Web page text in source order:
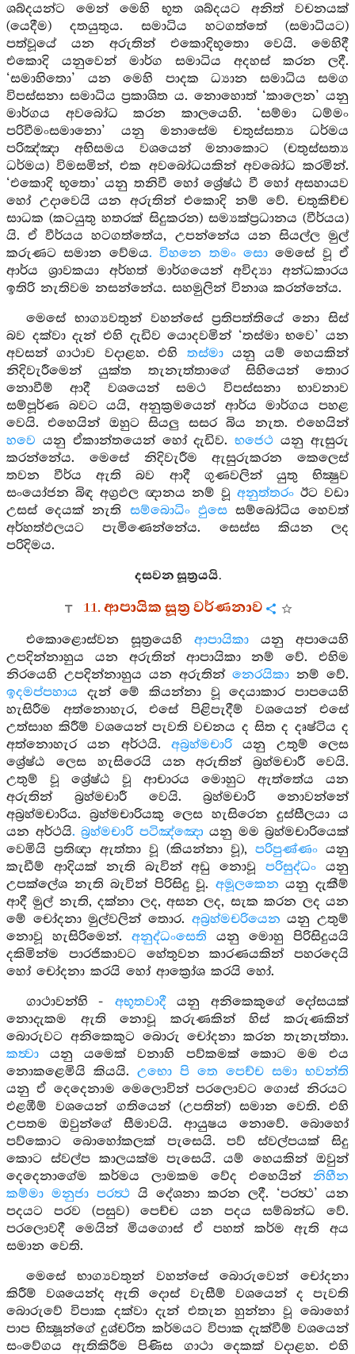
ශබ්දයන්ට මෙන් මෙහි භූත ශබ්දයට අනිත් වචනයක්
(යෙදීම) දතයුතුය. සමාධිය හටගත්තේ (සමාධියට)
පත්වූයේ යන අරුතින් එකොදිභූතො වෙයි. මෙහිදී
එකොදි යනුවෙන් මාර්ග සමාධිය අදහස් කරන ලදී.
‘සමාහිතො’ යන මෙහි පාදක ධ්‍යාන සමාධිය සමග
විපස්සනා සමාධිය ප්‍රකාශිත ය. නොහොත් ‘කාලෙන’ යනු
මාර්ගය අවබෝධ කරන කාලයෙහි. ‘සම්මා ධම්මං
පරිවීමංසමානො’ යනු මනාසේම චතුස්සත්‍ය ධර්මය
පරිඤ්ඤා අභිසමය වශයෙන් මනාකොට (චතුස්සත්‍ය
ධර්මය) විමසමින්, එක අවබෝධයකින් අවබෝධ කරමින්.
‘එකොදි භූතො’ යනු තනිවී හෝ ශ්‍රේෂ්ඨ වී හෝ අසහායව
හෝ උදාවෙයි යන අරුතින් එකොදි නම් වේ. චතුකිච්ච
සාධක (කටයුතු හතරක් සිදුකරන) සම්‍යක්ප්‍රධානය (වීර්යය)
යි. ඒ වීර්යය හටගත්තේය, උපන්නේය යන සියල්ල මුල්
කරුණට සමාන වේමය. විහනෙ තමං සොමෙසේ වූ ඒ
ආර්ය ශ්‍රාවකයා අර්හත් මාර්ගයෙන් අවිද්‍යා අන්ධකාරය
ඉතිරි නැතිවම නසන්නේය. සහමුලින් විනාශ කරන්නේය.
මෙසේ භාග්‍යවතුන් වහන්සේ ප්‍රතිපත්තියේ නො සිස්
බව දක්වා දැන් එහි දැඩිව යොදවමින් ‘තස්මා භවෙ’ යන
අවසන් ගාථාව වදාළහ. එහි තස්මායනු යම් හෙයකින්
නිදිවැරීමෙන් යුක්ත තැනැත්තාගේ සිහියෙන් තොර
නොවීම් ආදී වශයෙන් සමථ විපස්සනා භාවනාව
සම්පූර්ණ බවට යයි, අනුක්‍රමයෙන් ආර්ය මාර්ගය පහළ
වෙයි. එහෙයින් ඔහුට සියලු සසර බිය නැත. එහෙයින්
හවෙ යනු ඒකාන්තයෙන් හෝ දැඩිව.භජෙථ යනු ඇසුරු
කරන්නේය. මෙසේ නිදිවැරීම ඇසුරුකරන කෙලෙස්
තවන වීර්ය ඇති බව ආදී ගුණවලින් යුතු භික්‍ෂුව
සංයෝජන බිඳ අග්‍රඵල ඥානය නම් වූ අනුත්තරං ඊට වඩා
උසස් දෙයක් නැති සම්බොධිං ඵුසෙසම්බෝධිය හෙවත්
අර්හත්ඵලයට පැමිණෙන්නේය. සෙස්ස කියන ලද
පරිදිමය.
දසවන සූත්‍රයයි.
11. ආපායික සූත්‍ර වර්ණනාව
එකොළොස්වන සූත්‍රයෙහි ආපායිකායනු අපායෙහි
උපදින්නාහුය යන අරුතින් ආපායිකා නම් වේ. එහිම
නිරයෙහි උපදින්නාහුය යන අරුතින් නෙරයිකා නම් වේ.
ඉදමප්පහාය දැන් මේ කියන්නා වූ දෙයාකාර පාපයෙහි
හැසිරීම අත්නොහැර, එසේ පිළිපැදීම් වශයෙන් එසේ
උත්සාහ කිරීම් වශයෙන් පැවති වචනය ද සිත ද දෘෂ්ටිය ද
අත්නොහැර යන අර්ථයි. අබ්‍රහ්මචාරියනු උතුම් ලෙස
ශ්‍රේෂ්ඨ ලෙස හැසිරෙයි යන අරුතින් බ්‍රහ්මචාරී වෙයි.
උතුම් වූ ශ්‍රේෂ්ඨ වූ ආචාරය මොහුට ඇත්තේය යන
අරුතින් බ්‍රහ්මචාරී වෙයි. බ්‍රහ්මචාරි නොවන්නේ
අබ්‍රහ්මචාරිය. බ්‍රහ්මචාරියකු ලෙස හැසිරෙන දුස්සීලයා ය
යන අර්ථයි. බ්‍රහ්මචාරි පටිඤ්ඤො යනු මම බ්‍රහ්මචාරියෙක්
වෙමියි ප්‍රතිඥා ඇත්තා වූ (කියන්නා වූ), පරිපුණ්ණං යනු
කැඩීම් ආදියක් නැති බැවින් අඩු නොවූපරිසුද්ධංයනු
උපක්ලේශ නැති බැවින් පිරිසිදු වූ. අමූලකෙන යනු දැකීම්
ආදී මුල් නැති, දක්නා ලද, අසන ලද, සැක කරන ලද යන
මේ චෝදනා මුල්වලින් තොර. අබ්‍රහ්මචරියෙන යනු උතුම්
නොවූ හැසිරිමෙන්. අනුද්ධංසෙති යනු මොහු පිරිසිදුයයි
දකිමින්ම පාරජිකාවට හේතුවන කාරණයකින් පහරදෙයි
හෝ චෝදනා කරයි හෝ ආක්‍රෝශ කරයි හෝ.
ගාථාවන්හි - අභූතවාදීයනු අනිකෙකුගේ දෝසයක්
නොදැකම ඇති නොවූ කරුණකින් හිස් කරුණකින්
බොරුවට අනිකෙකුට බොරු චෝදනා කරන තැනැත්තා.
කත්‍වා යනු යමෙක් වනාහි පව්කමක් කොට මම එය
නොකළෙමියි කියයි. උභො පි තෙ පෙච්ච සමා භවන්ති
යනු ඒ දෙදෙනාම මෙලොවින් පරලොවට ගොස් නිරයට
එළඹීම් වශයෙන් ගතියෙන් (උපතින්) සමාන වෙති. එහි
උපතම ඔවුන්ගේ සීමාවයි. ආයුෂය නොවේ. බොහෝ
පව්කොට බොහෝකලක් පැසෙයි. පව් ස්වල්පයක් සිදු
කොට ස්වල්ප කාලයක්ම පැසෙයි. යම් හෙයකින් ඔවුන්
දෙදෙනාගේම කර්මය ලාමකම වේද එහෙයින් නිහීන
කම්මා මනුජා පරත්‍ථ යි දේශනා කරන ලදී. ‘පරත්‍ථ’ යන
පදයට පරව (පසුව) පෙච්ච යන පදය සම්බන්ධ වේ.
පරලොවදී මෙයින් මියගොස් ඒ පහත් කර්ම ඇති අය
සමාන වෙති.
මෙසේ භාග්‍යවතුන් වහන්සේ බොරුවෙන් චෝදනා
කිරීම් වශයෙන්ද ඇති දොස් වැසීම් වශයෙන් ද පැවති
බොරුවේ විපාක දක්වා දැන් එතැන හුන්නා වූ බොහෝ
පාප භික්‍ෂූන්ගේ දුශ්චරිත කර්මයට විපාක දැක්වීම් වශයෙන්
සංවේගය ඇතිකිරීම පිණිස ගාථා දෙකක් වදාළහ. එහි